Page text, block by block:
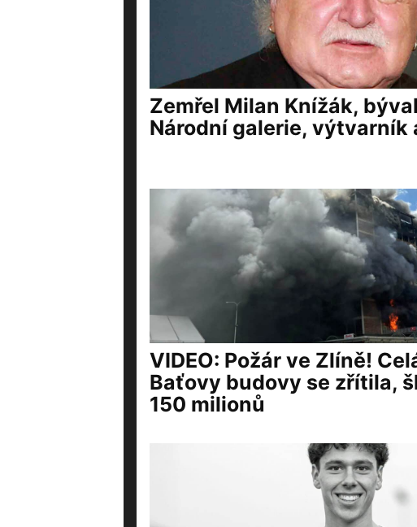
Zemřel Milan Knížák,
Národní galerie, výtvarník
VIDEO: Požár ve Zlíně!
Baťovy budovy se zřítila,
150 milionů